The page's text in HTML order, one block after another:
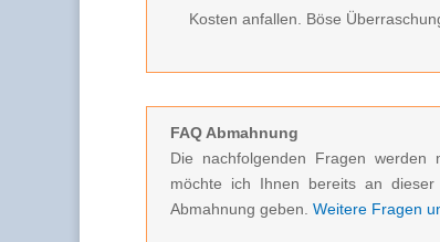
Kosten anfallen. Böse
FAQ Abmahnung
Die nachfolgenden Fragen
möchte ich Ihnen bereits an
Abmahnung geben. Weitere Fragen